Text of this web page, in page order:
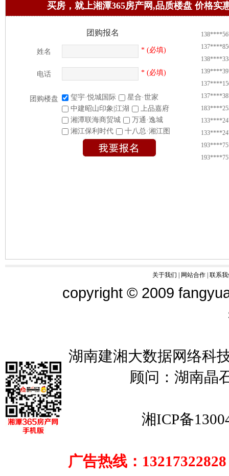
买房，就上湘潭365房产网,品质楼盘 价格实
团购报名
姓名 * (必填)
电话 * (必填)
团购楼盘 玺宇·悦城国际
星合·世家
中建昭山印象|江湖
上品嘉府
湘潭联海商贸城
万通·逸城
湘江保利时代
十八总·湘江图
关于我们
网站合作 联系
copyright © 2009
湖南建湘大数据网络
顾问：湖南晶
湘ICP备
广告热线：13217322828